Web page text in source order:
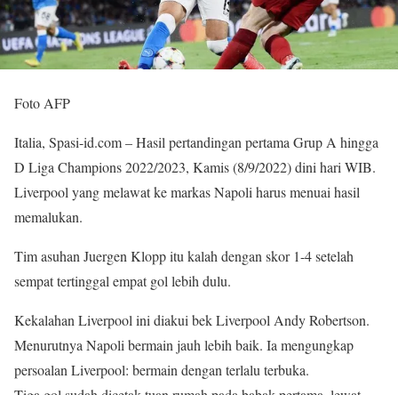
Foto AFP
Italia, Spasi-id.com – Hasil pertandingan pertama Grup A hingga
D Liga Champions 2022/2023, Kamis (8/9/2022) dini hari WIB.
Liverpool yang melawat ke markas Napoli harus menuai hasil
memalukan.
Tim asuhan Juergen Klopp itu kalah dengan skor 1-4 setelah
sempat tertinggal empat gol lebih dulu.
Kekalahan Liverpool ini diakui bek Liverpool Andy Robertson.
Menurutnya Napoli bermain jauh lebih baik. Ia mengungkap
persoalan Liverpool: bermain dengan terlalu terbuka.